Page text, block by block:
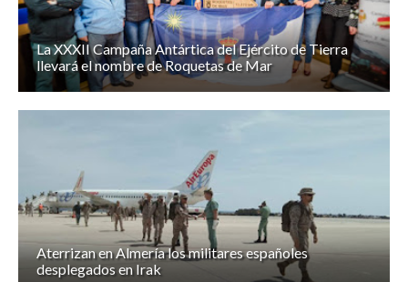
La XXXII Campaña Antártica del Ejército de Tierra
llevará el nombre de Roquetas de Mar
Aterrizan en Almería los militares españoles
desplegados en Irak